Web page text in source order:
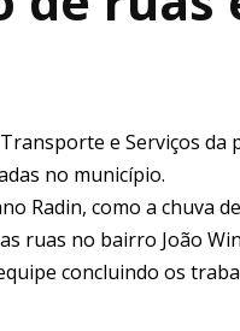
e Serviços
no município.
Radin, como a chuva
ruas no bairro João
concluindo os